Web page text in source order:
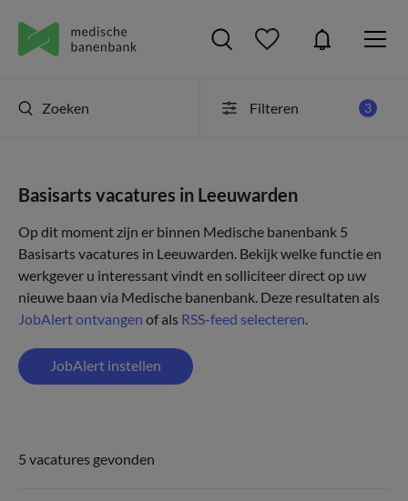
Zoeken Filteren 3
Basisarts vacatures in Leeuwarden
Op dit moment zijn er binnen Medische banenbank 5
Basisarts vacatures in Leeuwarden. Bekijk welke functie en
werkgever u interessant vindt en solliciteer direct op uw
nieuwe baan via Medische banenbank. Deze resultaten als
JobAlert ontvangen of als RSS-feed selecteren.
JobAlert instellen
5 vacatures gevonden